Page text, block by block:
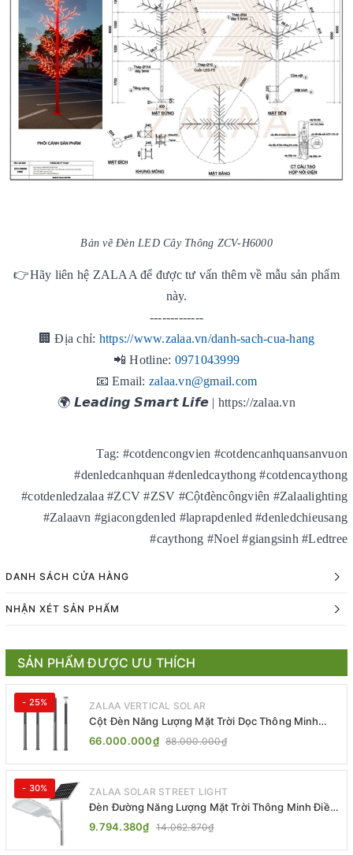
Bản vẽ Đèn LED Cây Thông ZCV-H6000
👉Hãy liên hệ ZALAA để được tư vấn thêm về mẫu sản phẩm
này.
-------------
🏢 Địa chỉ: https://www.zalaa.vn/danh-sach-cua-hang
📲 Hotline: 0971043999
📧 Email: zalaa.vn@gmail.com
🌍 𝙇𝙚𝙖𝙙𝙞𝙣𝙜 𝙎𝙢𝙖𝙧𝙩 𝙇𝙞𝙛𝙚 | https://zalaa.vn
Tag: #cotdencongvien #cotdencanhquansanvuon
#denledcanhquan #denledcaythong #cotdencaythong
#cotdenledzalaa #ZCV #ZSV #Cộtđèncôngviên #Zalaalighting
#Zalaavn #giacongdenled #laprapdenled #denledchieusang
#caythong #Noel #giangsinh #Ledtree
DANH SÁCH CỬA HÀNG
NHẬN XÉT SẢN PHẨM
SẢN PHẨM ĐƯỢC ƯU THÍCH
- 25% ZALAA VERTICAL SOLAR
Cột Đèn Năng Lượng Mặt Trời Dọc Thông Minh
ZSR-YYDS-360 | ZALAA Jsc
66.000.000₫ 88.000.000₫
- 30% ZALAA SOLAR STREET LIGHT
Đèn Đường Năng Lượng Mặt Trời Thông Minh Điều
Khiển MPPT ZL-GMX01 ZALAA
9.794.380₫ 14.062.870₫